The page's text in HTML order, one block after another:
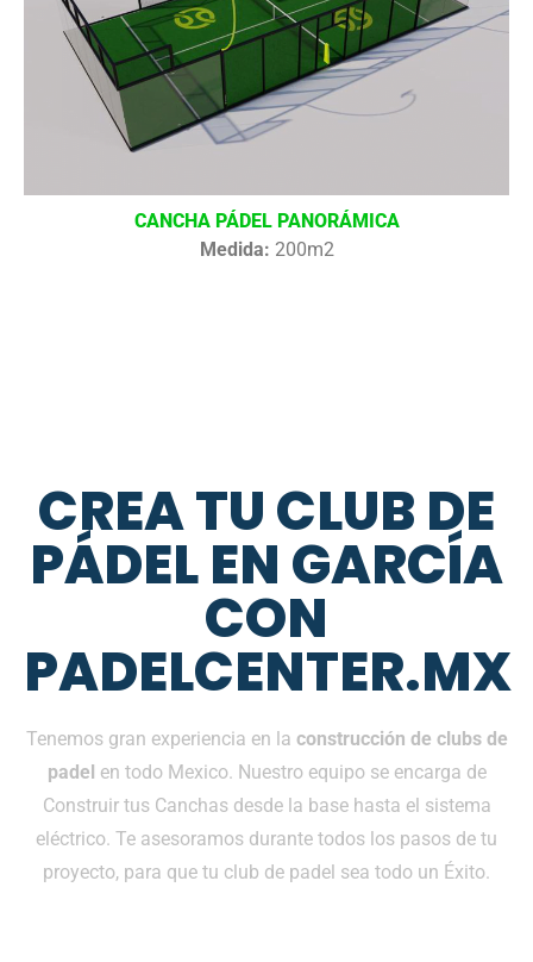
CANCHA PÁDEL PANORÁMICA
Medida: 200m2
CREA TU CLUB DE
PÁDEL EN GARCÍA
CON
PADELCENTER.MX
Tenemos gran experiencia en la construcción de clubs de
padel en todo Mexico. Nuestro equipo se encarga de
Construir tus Canchas desde la base hasta el sistema
eléctrico. Te asesoramos durante todos los pasos de tu
proyecto, para que tu club de padel sea todo un Éxito.